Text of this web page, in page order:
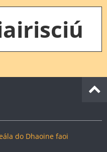
do Dhaoine faoi